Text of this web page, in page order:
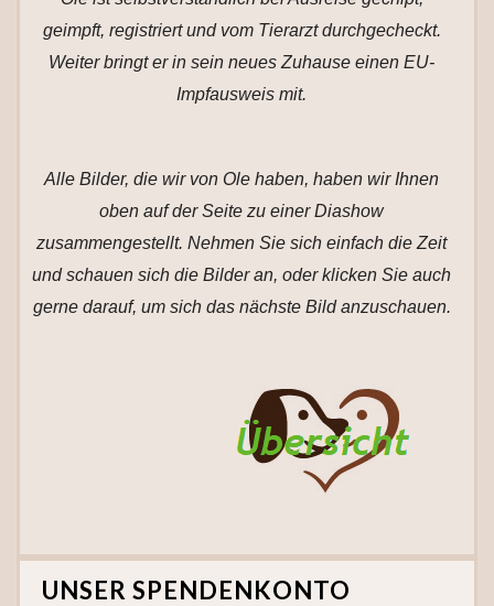
geimpft, registriert und vom Tierarzt durchgecheckt.
Weiter bringt er in sein neues Zuhause einen EU-
Impfausweis mit.
Alle Bilder, die wir von Ole haben, haben wir Ihnen
oben auf der Seite zu einer Diashow
zusammengestellt. Nehmen Sie sich einfach die Zeit
und schauen sich die Bilder an, oder klicken Sie auch
gerne darauf, um sich das nächste Bild anzuschauen.
UNSER SPENDENKONTO